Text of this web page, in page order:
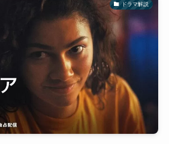
ドラマ解説